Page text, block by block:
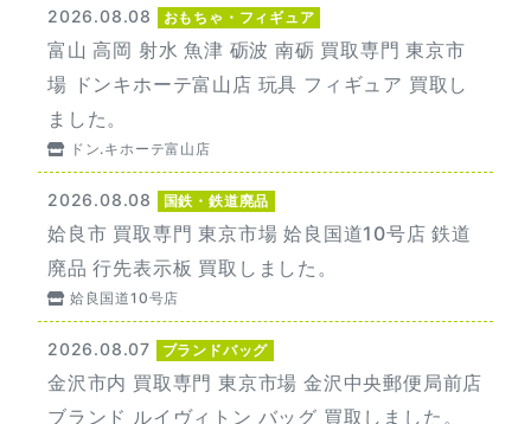
2026.08.08 おもちゃ・フィギュア
富山 高岡 射水 魚津 砺波 南砺 買取専門 東京市
場 ドンキホーテ富山店 玩具 フィギュア 買取し
ました。
ドン.キホーテ富山店
2026.08.08 国鉄・鉄道廃品
姶良市 買取専門 東京市場 姶良国道10号店 鉄道
廃品 行先表示板 買取しました。
姶良国道10号店
2026.08.07 ブランドバッグ
金沢市内 買取専門 東京市場 金沢中央郵便局前店
ブランド ルイヴィトン バッグ 買取しました。